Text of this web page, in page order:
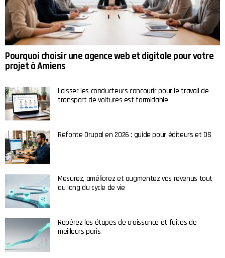
Pourquoi choisir une agence web et digitale pour votre
projet à Amiens
Laisser les conducteurs concourir pour le travail de
transport de voitures est formidable
Refonte Drupal en 2026 : guide pour éditeurs et DS
Mesurez, améliorez et augmentez vos revenus tout
au long du cycle de vie
Repérez les étapes de croissance et faites de
meilleurs paris